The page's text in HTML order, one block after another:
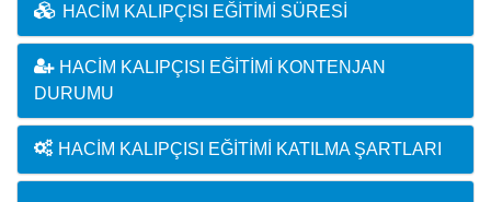
HACIM KALIPÇISI EĞITIMI SÜRESI
HACIM KALIPÇISI EĞITIMI KONTENJAN
DURUMU
HACIM KALIPÇISI EĞITIMI KATILMA ŞARTLARI